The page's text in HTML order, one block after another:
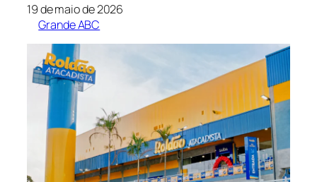
19 de maio de 2026
Grande ABC